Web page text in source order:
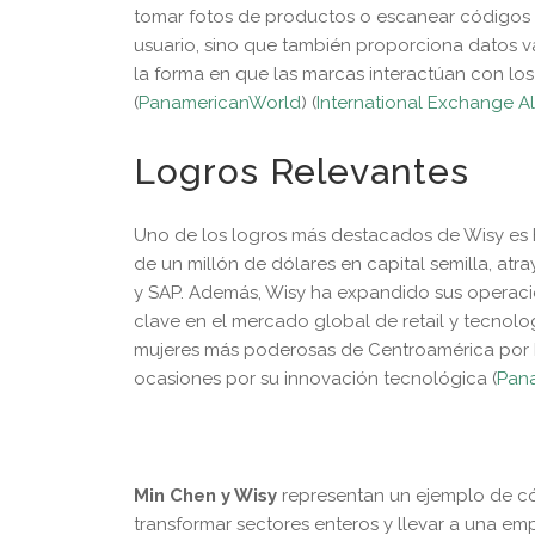
tomar fotos de productos o escanear
usuario, sino que también proporciona datos
la forma en que las marcas interactúan con
(PanamericanWorld) (International Exchange
Logros Relevantes
Uno de los logros más destacados de Wisy
de un millón de dólares en capital semilla,
y SAP. Además, Wisy ha expandido sus
clave en el mercado global de retail y
mujeres más poderosas de Centroamérica
ocasiones por su innovación tecnológica​ (
Min Chen y Wisy representan un ejemplo de
transformar sectores enteros y llevar a una